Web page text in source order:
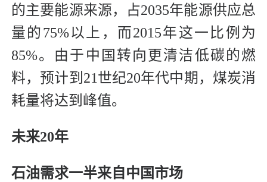
的主要能源来源，占2035年能源供应总
量的75%以上，而2015年这一比例为
85%。由于中国转向更清洁低碳的燃
料，预计到21世纪20年代中期，煤炭消
耗量将达到峰值。
未来20年
石油需求一半来自中国市场